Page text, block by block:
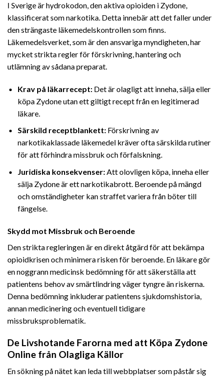
I Sverige är hydrokodon, den aktiva opioiden i Zydone,
klassificerat som narkotika. Detta innebär att det faller under
den strängaste läkemedelskontrollen som finns.
Läkemedelsverket, som är den ansvariga myndigheten, har
mycket strikta regler för förskrivning, hantering och
utlämning av sådana preparat.
Krav på läkarrecept:Det är olagligt att inneha, sälja eller
köpa Zydone utan ett giltigt recept från en legitimerad
läkare.
Särskild receptblankett:Förskrivning av
narkotikaklassade läkemedel kräver ofta särskilda rutiner
för att förhindra missbruk och förfalskning.
Juridiska konsekvenser:Att olovligen köpa, inneha eller
sälja Zydone är ett narkotikabrott. Beroende på mängd
och omständigheter kan straffet variera från böter till
fängelse.
Skydd mot Missbruk och Beroende
Den strikta regleringen är en direkt åtgärd för att bekämpa
opioidkrisen och minimera risken för beroende. En läkare gör
en noggrann medicinsk bedömning för att säkerställa att
patientens behov av smärtlindring väger tyngre än riskerna.
Denna bedömning inkluderar patientens sjukdomshistoria,
annan medicinering och eventuell tidigare
missbruksproblematik.
De Livshotande Farorna med att Köpa Zydone
Online från Olagliga Källor
En sökning på nätet kan leda till webbplatser som påstår sig